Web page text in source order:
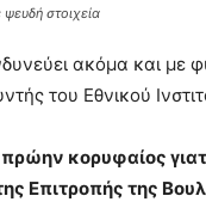
στοιχεία
ακόμα και με
του Εθνικού
πρώην κορυφαίος
Επιτροπής της